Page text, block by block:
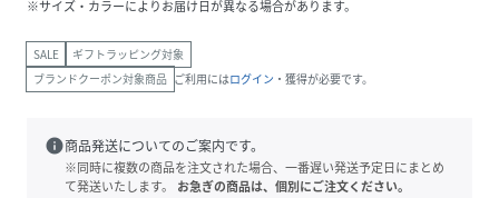
※サイズ・カラーによりお届け日が異なる場合があります。
SALE
ギフトラッピング対象
ブランドクーポン対象商品 ご利用にはログイン ・獲得が必要です。
info商品発送についてのご案内です。
※同時に複数の商品を注文された場合、一番遅い発送予定日にまとめ
て発送いたします。
お急ぎの商品は、個別にご注文ください。